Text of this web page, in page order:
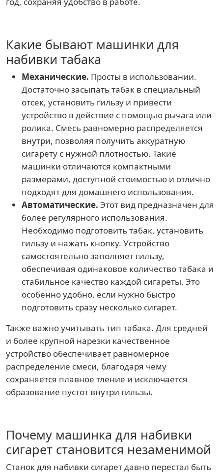
Какие бывают машинки для
набивки табака
Механические. Просты в использовании.
Достаточно засыпать табак в специальный
отсек, установить гильзу и привести
устройство в действие с помощью рычага или
ролика. Смесь равномерно распределяется
внутри, позволяя получить аккуратную
сигарету с нужной плотностью. Такие
машинки отличаются компактными
размерами, доступной стоимостью и отлично
подходят для домашнего использования.
Автоматические. Этот вид предназначен для
более регулярного использования.
Необходимо подготовить табак, установить
гильзу и нажать кнопку. Устройство
самостоятельно заполняет гильзу,
обеспечивая одинаковое количество табака и
стабильное качество каждой сигареты. Это
особенно удобно, если нужно быстро
подготовить сразу несколько сигарет.
Также важно учитывать тип табака. Для средней
и более крупной нарезки качественное
устройство обеспечивает равномерное
распределение смеси, благодаря чему
сохраняется плавное тление и исключается
образование пустот внутри гильзы.
Почему машинка для набивки
сигарет становится незаменимой
Станок для набивки сигарет давно перестал быть